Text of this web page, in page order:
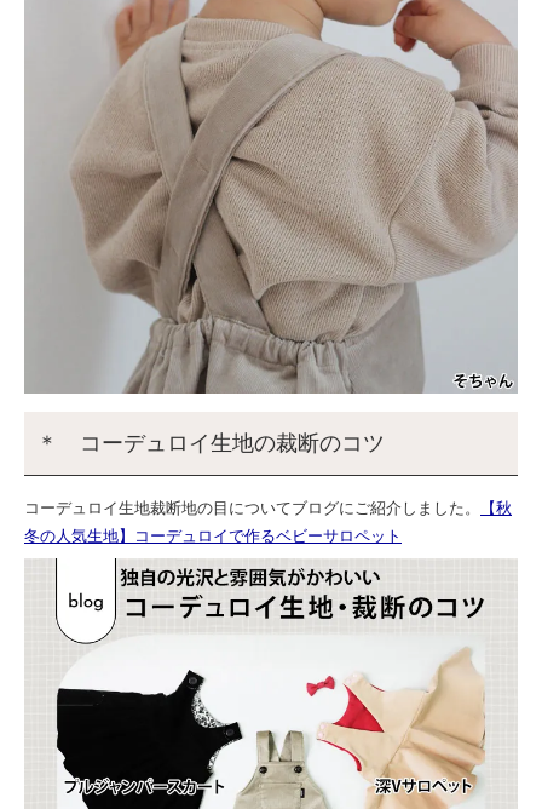
＊ コーデュロイ生地の裁断のコツ
コーデュロイ生地裁断地の目についてブログにご紹介しました。
【秋
冬の人気生地】コーデュロイで作るベビーサロペット